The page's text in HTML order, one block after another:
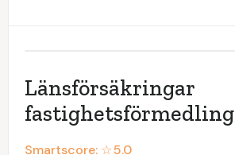
Länsförsäkringar
fastighetsförmedling
Smartscore: ☆5.0